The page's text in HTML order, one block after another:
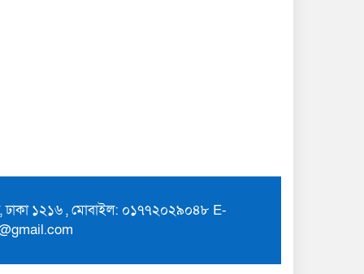
ঢাকা ১২১৬ , মোবাইল: ০১৭৭২০২৯০৪৮ E-